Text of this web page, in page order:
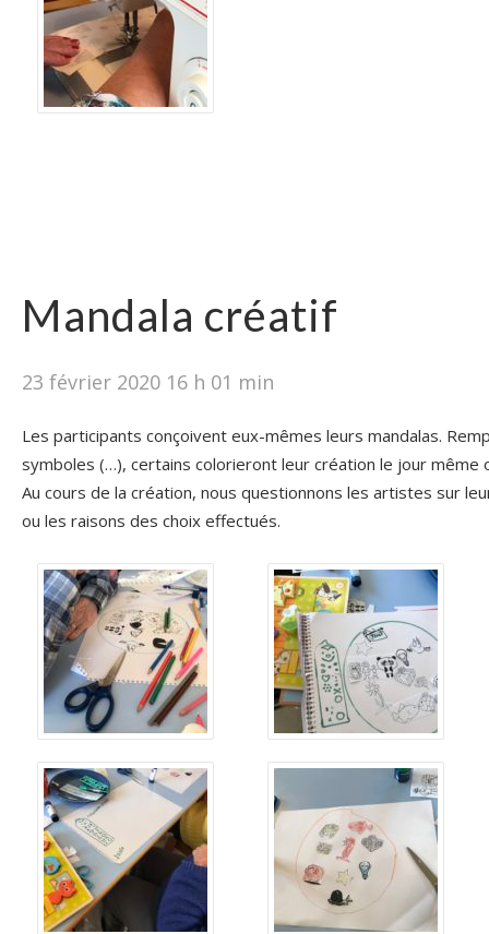
Mandala créatif
23 février 2020 16 h 01 min
Les participants conçoivent eux-mêmes leurs mandalas.
symboles (…), certains colorieront leur création le jour même
Au cours de la création, nous questionnons les artistes sur
ou les raisons des choix effectués.